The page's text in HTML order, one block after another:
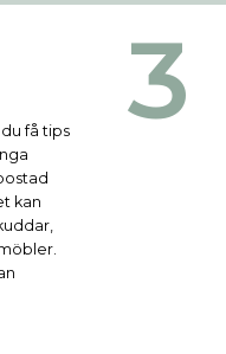
få tips
kan